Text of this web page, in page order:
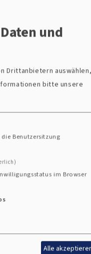
können Sie ganz
und
Drittanbietern
bitte unsere
Benutzersitzung
im Browser
Alle